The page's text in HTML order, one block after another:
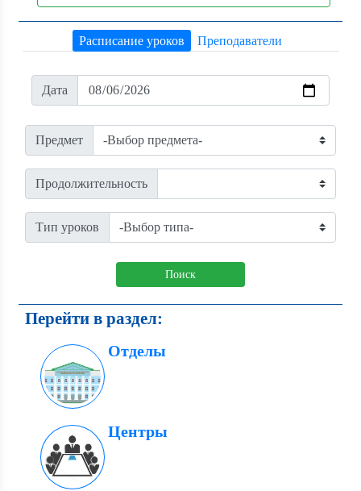
Расписание уроков Преподаватели
Дата
Предмет
Продолжительность
Тип уроков
Поиск
Перейти в раздел:
Отделы
Центры